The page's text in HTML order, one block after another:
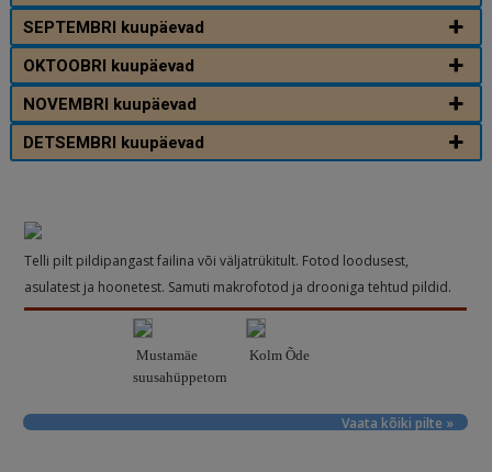
SEPTEMBRI kuupäevad
OKTOOBRI kuupäevad
NOVEMBRI kuupäevad
DETSEMBRI kuupäevad
Telli pilt pildipangast failina või väljatrükitult. Fotod loodusest,
asulatest ja hoonetest. Samuti makrofotod ja drooniga tehtud pildid.
Mustamäe
suusahüppetorn
Kolm Õde
Vaata kõiki pilte »